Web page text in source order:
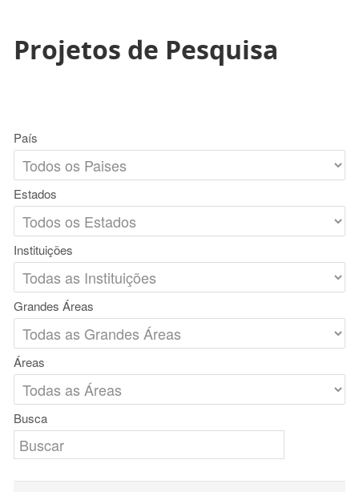
Projetos de Pesquisa
País
Estados
Instituições
Grandes Áreas
Áreas
Busca